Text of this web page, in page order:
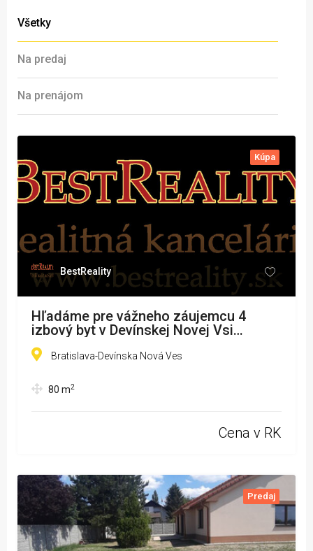
Všetky
Na predaj
Na prenájom
Kúpa
BestReality
Hľadáme pre vážneho záujemcu 4
izbový byt v Devínskej Novej Vsi
www.bestreality.sk
Bratislava-Devínska Nová Ves
80 m2
Cena v RK
Predaj